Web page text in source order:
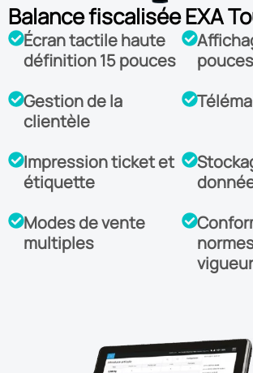
Balance fiscalisée EXA
Écran tactile haute
définition 15 pouces
Gestion de la
clientèle
Impression ticket et
étiquette
Modes de vente
multiples
pouces